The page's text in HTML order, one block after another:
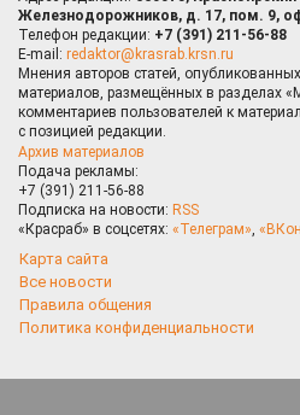
Железнодорожников, д. 17, пом. 9,
Телефон редакции: +7 (391) 211-56-88
E-mail: redaktor@krasrab.krsn.ru
Мнения авторов статей,
материалов, размещённых в разделах
комментариев пользователей к
с позицией редакции.
Архив материалов
Подача рекламы:
+7 (391) 211-56-88
Подписка на новости: RSS
«Красраб» в соцсетях: «Телеграм»,
Карта сайта
Все новости
Правила общения
Политика конфиденциальности